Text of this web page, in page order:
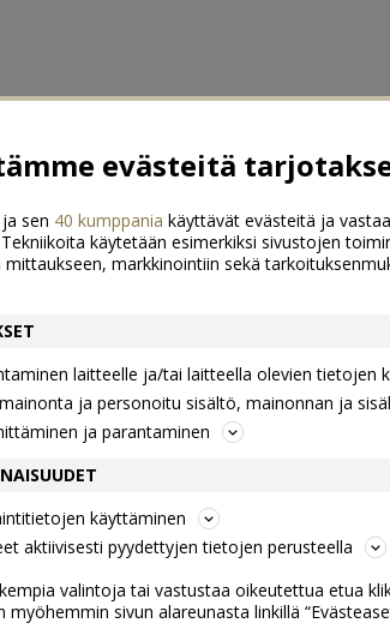
evästeitä
sen 40 kumppania käyttävät evästeitä ja
käytetään esimerkiksi sivustojen
mittaukseen, markkinointiin sekä
laitteelle ja/tai laitteella olevien tietojen
ja personoitu sisältö, mainonnan ja
ja parantaminen
käyttäminen
aktiivisesti pyydettyjen tietojen perusteella
valintoja tai vastustaa oikeutettua etua
sivun alareunasta linkillä